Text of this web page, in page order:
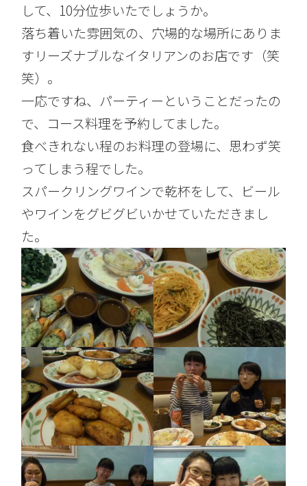
して、10分位歩いたでしょうか。
落ち着いた雰囲気の、穴場的な場所にありま
すリーズナブルなイタリアンのお店です（笑
笑）。
一応ですね、パーティーということだったの
で、コース料理を予約してました。
食べきれない程のお料理の登場に、思わず笑
ってしまう程でした。
スパークリングワインで乾杯をして、ビール
やワインをグビグビいかせていただきまし
た。